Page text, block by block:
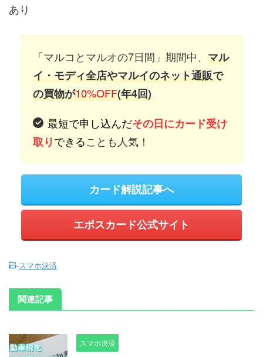
あり
「マルコとマルオの7日間」期間中、 マル
イ・モディ全店やマルイのネット通販で
の買物が10%OFF(年4回)
最短で申し込んだその日にカード受け
取りできることも人気！
カード解説記事へ
エポスカード公式サイト
-スマホ決済
関連記事
スマホ決済